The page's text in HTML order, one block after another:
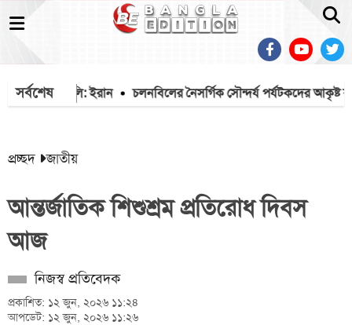
সর্বশেষ
হরমুজ প্রণালি: ইরান চলনবিলের নৈসর্গিক সৌন্দর্য পর্যটকদের আকৃষ্ট
প্রচ্ছদ জাতীয়
আন্তর্জাতিক শিশুশ্রম প্রতিরোধ দিবস
আজ
নিজস্ব প্রতিবেদক
প্রকাশিত: ১২ জুন, ২০২৬ ১১:২৪
আপডেট: ১২ জুন, ২০২৬ ১১:২৬